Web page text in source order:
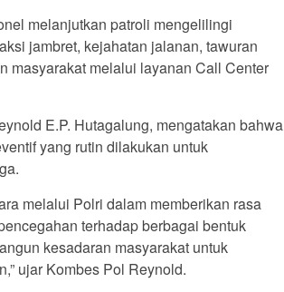
melanjutkan patroli mengelilingi
jambret, kejahatan jalanan, tawuran
masyarakat melalui layanan Call Center
E.P. Hutagalung, mengatakan bahwa
yang rutin dilakukan untuk
melalui Polri dalam memberikan rasa
terhadap berbagai bentuk
kesadaran masyarakat untuk
ujar Kombes Pol Reynold.